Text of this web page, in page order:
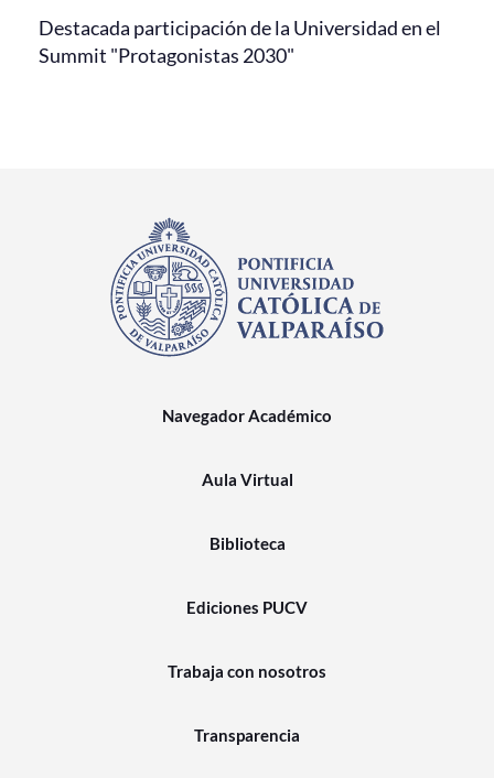
Destacada participación de la Universidad en el
Summit "Protagonistas 2030"
Navegador Académico
Aula Virtual
Biblioteca
Ediciones PUCV
Trabaja con nosotros
Transparencia